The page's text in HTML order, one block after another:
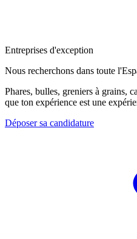
Entreprises d'exception
Nous recherchons dans toute
Phares, bulles, greniers à grains,
que ton expérience est une
Déposer sa candidature